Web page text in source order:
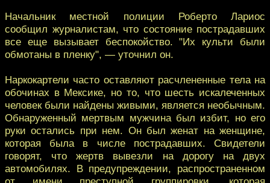
Начальник местной полиции Роберто Лариос
сообщил журналистам, что состояние пострадавших
все еще вызывает беспокойство. "Их культи были
обмотаны в пленку", — уточнил он.
Наркокартели часто оставляют расчлененные тела на
обочинах в Мексике, но то, что шесть искалеченных
человек были найдены живыми, является необычным.
Обнаруженный мертвым мужчина был избит, но его
руки остались при нем. Он был женат на женщине,
которая была в числе пострадавших. Свидетели
говорят, что жертв вывезли на дорогу на двух
автомобилях. В предупреждении, распространенном